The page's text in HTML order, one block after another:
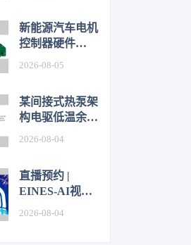
新能源汽车电机
控制器硬件
2026-08-05
某间接式热泵架
构电驱低温余热
2026-08-04
直播预约 |
EINES-AI视觉
2026-08-04